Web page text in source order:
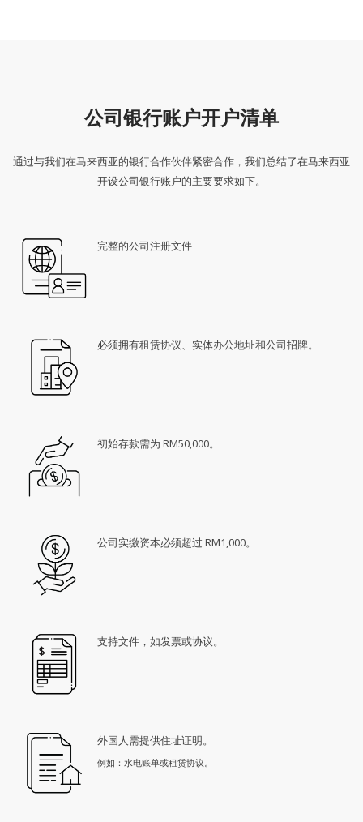
公司银行账户开户清单
通过与我们在马来西亚的银行合作伙伴紧密合作，我们总结了在马来西亚
开设公司银行账户的主要要求如下。
完整的公司注册文件
必须拥有租赁协议、实体办公地址和公司招牌。
初始存款需为 RM50,000。
公司实缴资本必须超过 RM1,000。
支持文件，如发票或协议。
外国人需提供住址证明。
例如：水电账单或租赁协议。